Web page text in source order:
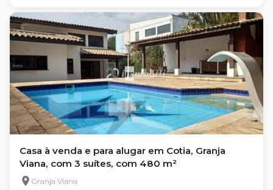
Casa à venda e para alugar em Cotia, Granja
Viana, com 3 suítes, com 480 m²
Granja Viana